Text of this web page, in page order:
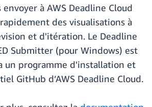
à AWS Deadline Cloud
des visualisations à
et d'itération. Le Deadline
Submitter (pour Windows) est
un programme d'installation et
GitHub d’AWS Deadline Cloud.